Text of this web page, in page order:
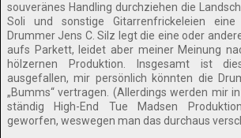
souveränes Handling durchziehen die
Soli und sonstige Gitarrenfrickeleien eine
Drummer Jens C. Silz legt die eine oder
aufs Parkett, leidet aber meiner Meinung
hölzernen Produktion. Insgesamt ist
ausgefallen, mir persönlich könnten die
„Bumms“ vertragen. (Allerdings werden mir
ständig High-End Tue Madsen
geworfen, weswegen man das durchaus